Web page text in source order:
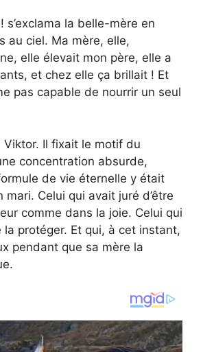
la belle-mère en
au ciel. Ma mère, elle,
elle élevait mon père, elle a
et chez elle ça brillait ! Et
pas capable de nourrir un seul
Viktor. Il fixait le motif du
concentration absurde,
de vie éternelle y était
mari. Celui qui avait juré d’être
comme dans la joie. Celui qui
la protéger. Et qui, à cet instant,
pendant que sa mère la